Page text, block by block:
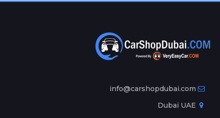
info@carshopdubai.com